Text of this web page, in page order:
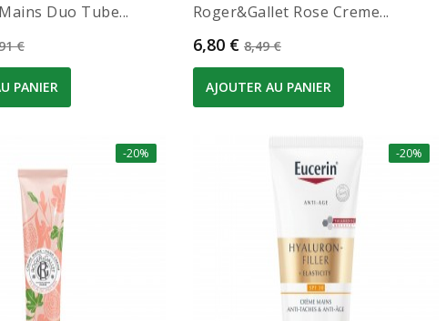
Duo Tube...
de base
€
PANIER
Roger&gallet Rose Creme...
Prix
6,80 € Prix de base
8,49 €
AJOUTER AU PANIER
-20% -20%